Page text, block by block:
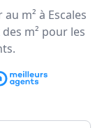
m² à Escales
m² pour les